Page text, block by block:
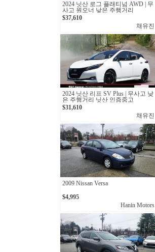
2024 닛산 로그 플래티넘 AWD | 무
사고 원오너 낮은 주행거리
$37,610
채유진
2024 닛산 리프 SV Plus | 무사고 낮
은 주행거리 닛산 인증중고
$31,610
채유진
2009 Nissan Versa
$4,995
Hanin Motors